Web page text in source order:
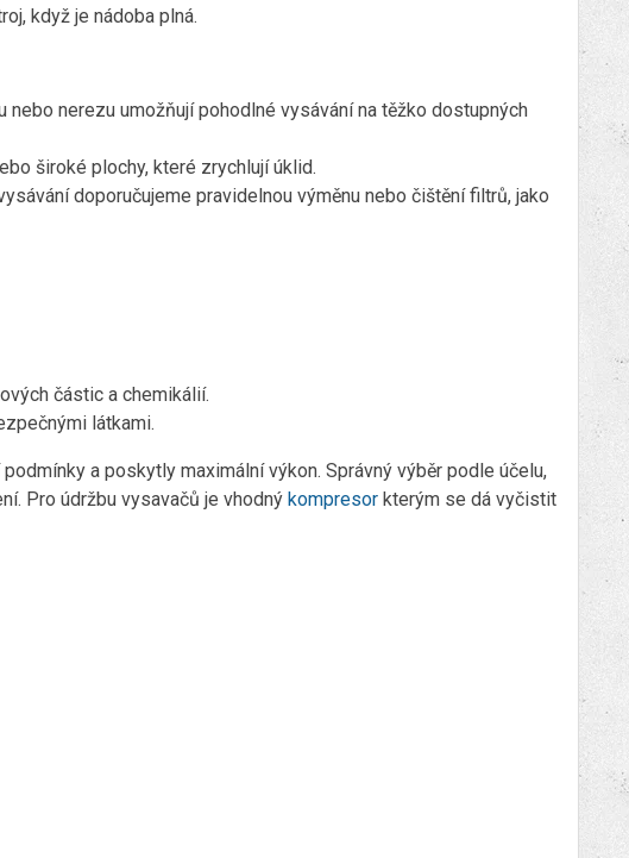
když je nádoba plná.
nebo nerezu umožňují pohodlné vysávání na těžko dostupných
široké plochy, které zrychlují úklid.
doporučujeme pravidelnou výměnu nebo čištění filtrů, jako
částic a chemikálií.
látkami.
a poskytly maximální výkon. Správný výběr podle účelu,
Pro údržbu vysavačů je vhodný kompresor kterým se dá vyčistit